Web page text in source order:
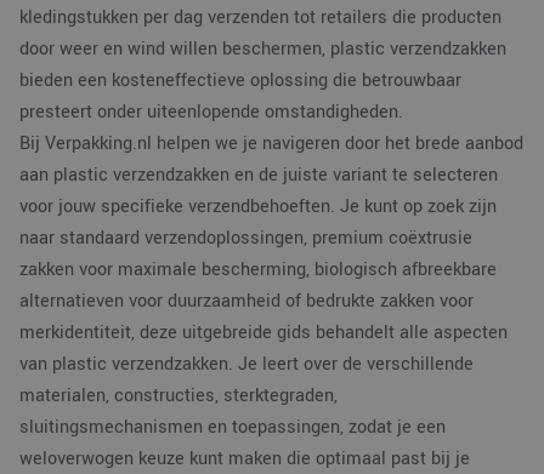
kledingstukken per dag verzenden tot retailers die producten
door weer en wind willen beschermen, plastic verzendzakken
bieden een kosteneffectieve oplossing die betrouwbaar
presteert onder uiteenlopende omstandigheden.
Bij Verpakking.nl helpen we je navigeren door het brede aanbod
aan plastic verzendzakken en de juiste variant te selecteren
voor jouw specifieke verzendbehoeften. Je kunt op zoek zijn
naar standaard verzendoplossingen, premium coëxtrusie
zakken voor maximale bescherming, biologisch afbreekbare
alternatieven voor duurzaamheid of bedrukte zakken voor
merkidentiteit, deze uitgebreide gids behandelt alle aspecten
van plastic verzendzakken. Je leert over de verschillende
materialen, constructies, sterktegraden,
sluitingsmechanismen en toepassingen, zodat je een
weloverwogen keuze kunt maken die optimaal past bij je